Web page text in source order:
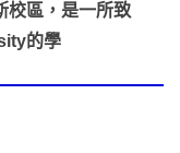
區，是一所致
的學